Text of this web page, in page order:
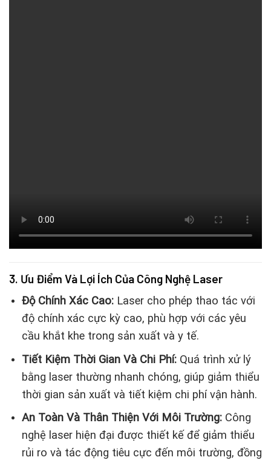
3. Ưu Điểm Và Lợi Ích Của Công Nghệ Laser
Độ Chính Xác Cao:Laser cho phép thao tác với
độ chính xác cực kỳ cao, phù hợp với các yêu
cầu khắt khe trong sản xuất và y tế.
Tiết Kiệm Thời Gian Và Chi Phí:Quá trình xử lý
bằng laser thường nhanh chóng, giúp giảm thiểu
thời gian sản xuất và tiết kiệm chi phí vận hành.
An Toàn Và Thân Thiện Với Môi Trường:Công
nghệ laser hiện đại được thiết kế để giảm thiểu
rủi ro và tác động tiêu cực đến môi trường, đồng